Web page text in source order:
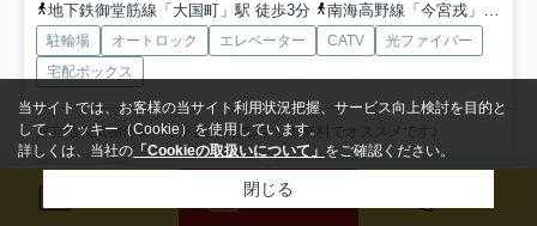
地下鉄御堂筋線「大国町」駅 徒歩3分
南海高野線「今宮戎」駅 徒歩11分
駐輪場 オートロック エレベーター CATV
光ファイバー
宅配ボックス
好立地人気物件★ペット飼育可能♪ネット無料でオススメです♪
募集中の部屋
来店予約
当サイトでは、お客様の当サイト利用状況把握、サービス向上検討を目的と
して、クッキー（Cookie）を使用しています。
詳しくは、当社の 「Cookieの取扱いについて」 をご確認ください。
閉じる